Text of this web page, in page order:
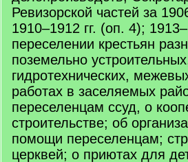
Ревизорской частей за
1910–1912 гг. (оп. 4);
переселении крестьян
поземельно
гидротехнических,
работах в заселяемых
переселенцам ссуд, о
строительстве; об
помощи переселенцам;
церквей; о приютах для